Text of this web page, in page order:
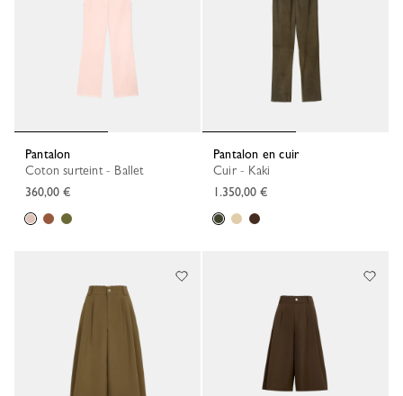
Pantalon
Coton surteint - Ballet
360,00 €
Pantalon en cuir
Cuir - Kaki
1.350,00 €